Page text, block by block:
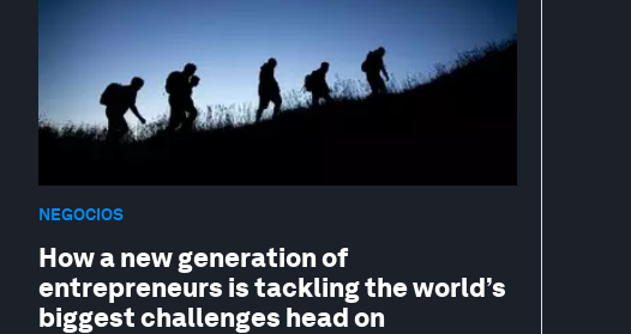
NEGOCIOS
How a new generation of
entrepreneurs is tackling the world’s
biggest challenges head on